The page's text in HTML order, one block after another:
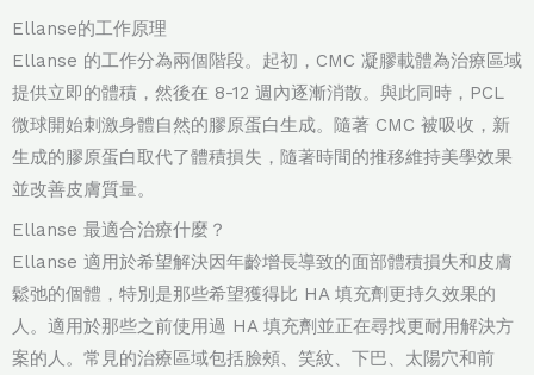
Ellanse的工作原理
Ellanse 的工作分為兩個階段。起初，CMC 凝膠載體為治療區域
提供立即的體積，然後在 8-12 週內逐漸消散。與此同時，PCL
微球開始刺激身體自然的膠原蛋白生成。隨著 CMC 被吸收，新
生成的膠原蛋白取代了體積損失，隨著時間的推移維持美學效果
並改善皮膚質量。
Ellanse 最適合治療什麼？
Ellanse 適用於希望解決因年齡增長導致的面部體積損失和皮膚
鬆弛的個體，特別是那些希望獲得比 HA 填充劑更持久效果的
人。適用於那些之前使用過 HA 填充劑並正在尋找更耐用解決方
案的人。常見的治療區域包括臉頰、笑紋、下巴、太陽穴和前